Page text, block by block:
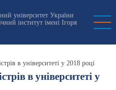
університет України
інститут імені Ігоря
в університеті у 2018 році
в університеті у